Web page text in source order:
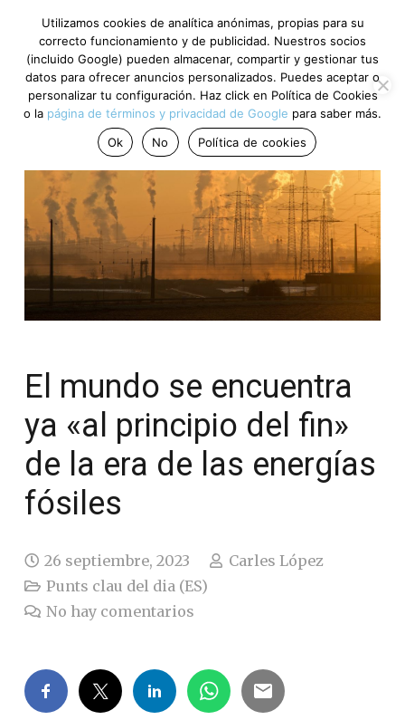
El mundo se encuentra
ya «al principio del fin»
de la era de las energías
fósiles
26 septiembre, 2023
Carles López
Punts clau del dia (ES)
No hay comentarios
Utilizamos cookies de analítica anónimas, propias para su
correcto funcionamiento y de publicidad. Nuestros socios
(incluido Google) pueden almacenar, compartir y gestionar tus
datos para ofrecer anuncios personalizados. Puedes aceptar o
personalizar tu configuración. Haz click en Política de Cookies
o la página de términos y privacidad de Google para saber más.
Ok
No Política de cookies